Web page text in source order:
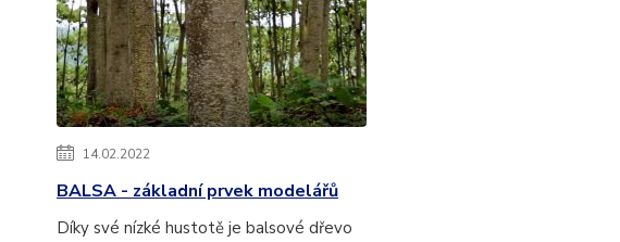
14.02.2022
BALSA - základní prvek modelářů
Díky své nízké hustotě je balsové dřevo